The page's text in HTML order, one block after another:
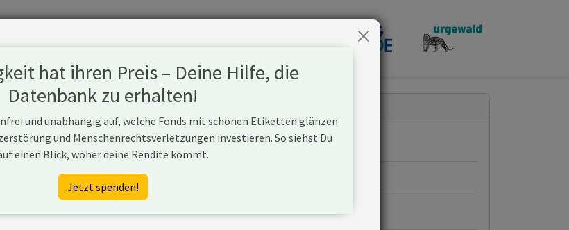
hat ihren Preis – Deine Hilfe, die
Datenbank zu erhalten!
und unabhängig auf, welche Fonds mit schönen Etiketten glänzen
und Menschenrechtsverletzungen investieren. So siehst Du
einen Blick, woher deine Rendite kommt.
Jetzt spenden!